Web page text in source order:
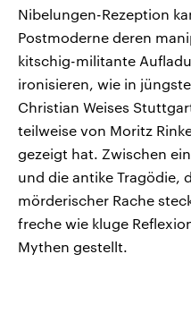
Nibelungen-Rezeption
Postmoderne deren
kitschig-militante
ironisieren, wie in
Christian Weises
teilweise von Moritz
gezeigt hat. Zwischen
und die antike Tragödie,
mörderischer Rache
freche wie kluge
Mythen gestellt.